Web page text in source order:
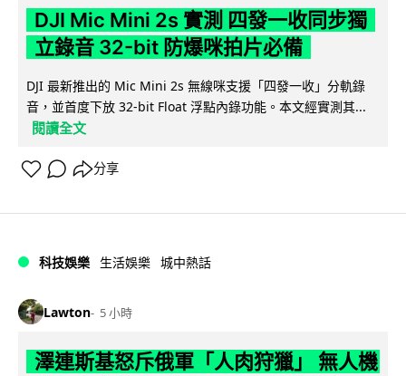
DJI Mic Mini 2s 實測 四發一收同步獨
立錄音 32-bit 防爆咪拍片必備
DJI 最新推出的 Mic Mini 2s 無線咪支援「四發一收」分軌錄
音，並首度下放 32-bit Float 浮點內錄功能。本文經實測其...
閱讀全文
分享
科技娛樂 生活娛樂 城中熱話
Lawton 5 小時
澤連斯基怒斥俄軍「人肉狩獵」 無人機